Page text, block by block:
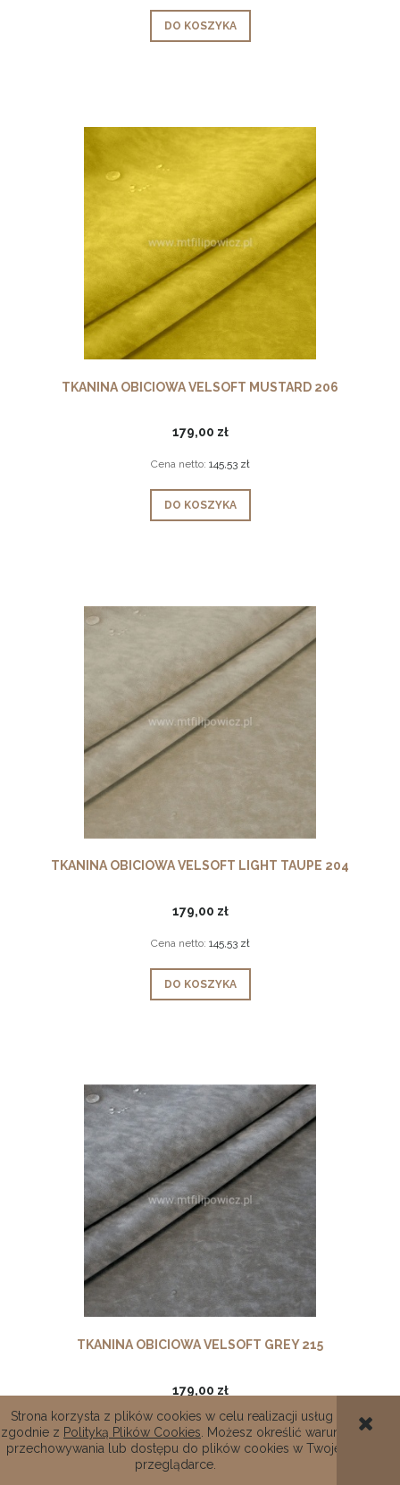
Strona korzysta z plików cookies w celu realizacji usług i
zgodnie z Polityką Plików Cookies . Możesz określić warunki
przechowywania lub dostępu do plików cookies w Twojej
przeglądarce.
DO KOSZYKA
TKANINA OBICIOWA VELSOFT MUSTARD 206
179,00 zł
Cena netto: 145,53 zł
DO KOSZYKA
TKANINA OBICIOWA VELSOFT LIGHT TAUPE 204
179,00 zł
Cena netto: 145,53 zł
DO KOSZYKA
TKANINA OBICIOWA VELSOFT GREY 215
179,00 zł
Cena netto:145,53 zł
DO KOSZYKA